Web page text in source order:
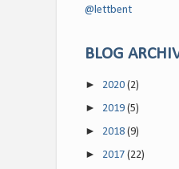
@lettbent
BLOG
► 2020 (2)
► 2019 (5)
► 2018 (9)
► 2017 (22)